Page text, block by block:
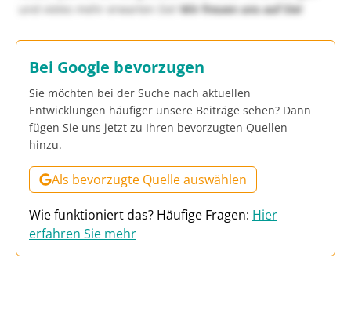
und vieles mehr erwarten Sie!Wir freuen uns auf Sie!
Bei Google bevorzugen
Sie möchten bei der Suche nach aktuellen
Entwicklungen häufiger unsere Beiträge sehen? Dann
fügen Sie uns jetzt zu Ihren bevorzugten Quellen
hinzu.
Als bevorzugte Quelle auswählen
Wie funktioniert das? Häufige Fragen: Hier
erfahren Sie mehr